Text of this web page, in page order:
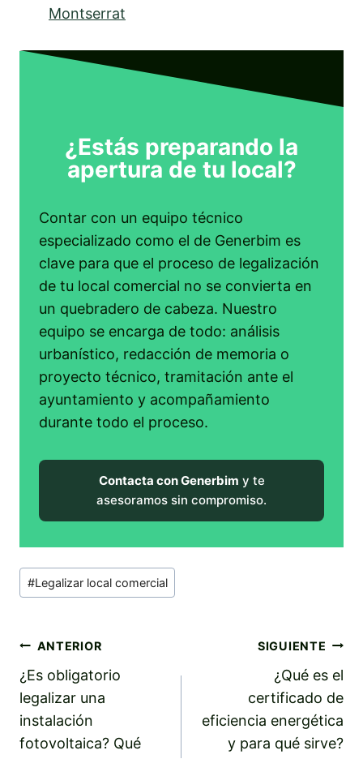
Montserrat
¿Estás preparando la
apertura de tu local?
Contar con un equipo técnico
especializado como el de Generbim es
clave para que el proceso de legalización
de tu local comercial no se convierta en
un quebradero de cabeza. Nuestro
equipo se encarga de todo: análisis
urbanístico, redacción de memoria o
proyecto técnico, tramitación ante el
ayuntamiento y acompañamiento
durante todo el proceso.
Contacta con Generbim y te
asesoramos sin compromiso.
Etiquetas
de
entrada:
#Legalizar local comercial
Navegación
de
entradas
ANTERIOR
¿Es obligatorio
legalizar una
instalación
fotovoltaica? Qué
SIGUIENTE
¿Qué es el
certificado de
eficiencia energética
y para qué sirve?